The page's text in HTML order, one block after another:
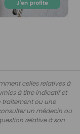
celles relatives à
à titre indicatif et
ou une
un médecin ou
relative à son